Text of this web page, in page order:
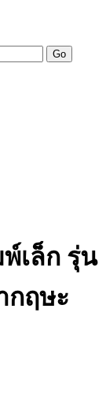
Go
เล็ก รุ่น
กฤษะ